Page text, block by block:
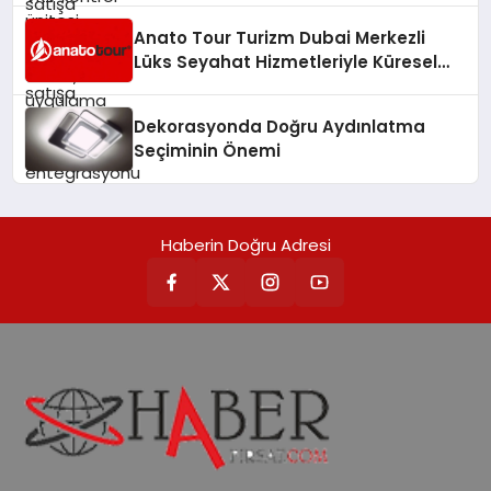
Anato Tour Turizm Dubai Merkezli
Lüks Seyahat Hizmetleriyle Küresel
Dekorasyonda Doğru Aydınlatma
Seçiminin Önemi
Haberin Doğru Adresi